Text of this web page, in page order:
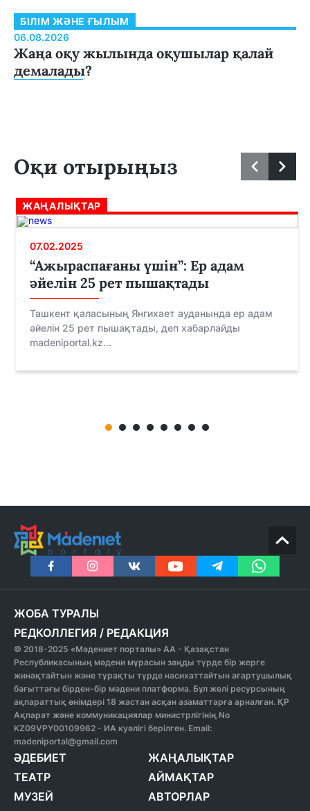
БІЛІМ ЖӘНЕ ҒЫЛЫМ
06.08.2026
Жаңа оқу жылында оқушылар қалай
демалады?
Оқи отырыңыз
ЖАҢАЛЫҚТАР
07.02.2025
“Ажыраспағаны үшін”: Ер адам
әйелін 25 рет пышақтады
Ташкент қаласының Янгихает ауданында ер адам
әйелін 25 рет пышақтады, деп хабарлайды
madeniportal.kz...
ЖОБА ТУРАЛЫ
РЕДКОЛЛЕГИЯ / РЕДАКЦИЯ
© 2018-2025 «Мәдениет порталы» АА - Қазақстан
Республикасының мәдени мұрасын заңды түрде бір жерге
жинақтайтын және тұрақты түрде насихаттайтын ағартушылық
бағыттағы бірден-бір мәдени платформа. Бұл желі ресурсының
ақпараттық өнімдері 18 жастан асқан азаматтарға арналған. ҚР
Ақпарат және коммуникациялар министрлігінің No
KZ09VPY00109962 - ИА куәлігі берілген. Email:
madeniportal@gmail.com
ӘДЕБИЕТ
ТЕАТР
МУЗЕЙ
ЖАҢАЛЫҚТАР
АЙМАҚТАР
АВТОРЛАР